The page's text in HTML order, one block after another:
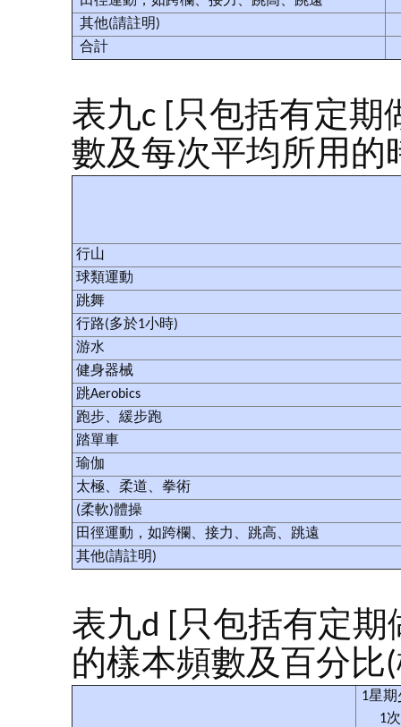
其他(請註明)
合計
表九c [只包括有定
數及每次平均所用的
行山
球類運動
跳舞
行路(多於1小時)
游水
健身器械
跳Aerobics
跑步、緩步跑
踏單車
瑜伽
太極、柔道、拳術
(柔軟)體操
田徑運動，如跨欄、接力、跳高、跳遠
其他(請註明)
表九d [只包括有定
的樣本頻數及百分比
1星期
1